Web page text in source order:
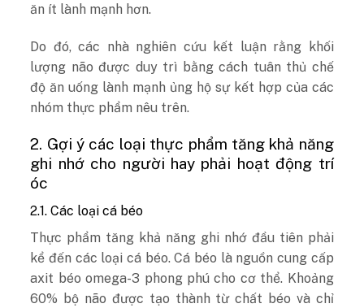
ăn ít lành mạnh hơn.
Do đó, các nhà nghiên cứu kết luận rằng khối
lượng não được duy trì bằng cách tuân thủ chế
độ ăn uống lành mạnh ủng hộ sự kết hợp của các
nhóm thực phẩm nêu trên.
2. Gợi ý các loại thực phẩm tăng khả năng
ghi nhớ cho người hay phải hoạt động trí
óc
2.1. Các loại cá béo
Thực phẩm tăng khả năng ghi nhớ đầu tiên phải
kể đến các loại cá béo. Cá béo là nguồn cung cấp
axit béo omega-3 phong phú cho cơ thể. Khoảng
60% bộ não được tạo thành từ chất béo và chỉ